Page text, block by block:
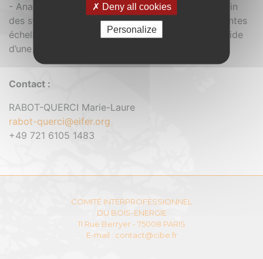
- Analyse des tendances et des interactions au sein
des systèmes d'énergie via la simulation à différentes
échelles, et l’analyse prospective européenne à l’aide
d’une approche systémique.
Contact :
RABOT-QUERCI Marie-Laure
rabot-querci@eifer.org
+49 721 6105 1483
COMITÉ INTERPROFESSIONNEL
DU BOIS-ENERGIE
11 Rue Berryer - 75008 PARIS
E-mail : contact@cibe.fr
Deny all cookies
Personalize